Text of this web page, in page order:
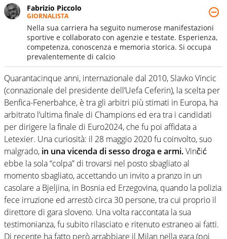
Fabrizio Piccolo
GIORNALISTA
Nella sua carriera ha seguito numerose manifestazioni
sportive e collaborato con agenzie e testate. Esperienza,
competenza, conoscenza e memoria storica. Si occupa
prevalentemente di calcio
Quarantacinque anni, internazionale dal 2010, Slavko Vincic
(connazionale del presidente dell’Uefa Ceferin), la scelta per
Benfica-Fenerbahce, è tra gli arbitri più stimati in Europa, ha
arbitrato l’ultima finale di Champions ed era tra i candidati
per dirigere la finale di Euro2024, che fu poi affidata a
Letexier. Una curiosità: il 28 maggio 2020 fu coinvolto, suo
malgrado, in una vicenda di sesso droga e armi.Vinčić
ebbe la sola “colpa” di trovarsi nel posto sbagliato al
momento sbagliato, accettando un invito a pranzo in un
casolare a Bjeljina, in Bosnia ed Erzegovina, quando la polizia
fece irruzione ed arrestò circa 30 persone, tra cui proprio il
direttore di gara sloveno. Una volta raccontata la sua
testimonianza, fu subito rilasciato e ritenuto estraneo ai fatti.
Di recente ha fatto però arrabbiare il Milan nella gara (poi